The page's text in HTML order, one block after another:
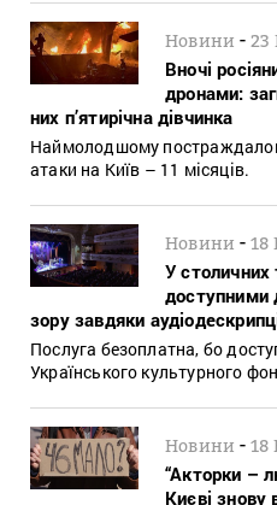
Новини -23
Вночі
дронами:
них п’ятирічна дівчинка
Наймолодшому
атаки на Київ – 11 місяців.
Новини -18
У столичних
доступними
зору завдяки
Послуга безоплатна, бо
Українського культурного
Новини -18
“Акторки –
Києві знову